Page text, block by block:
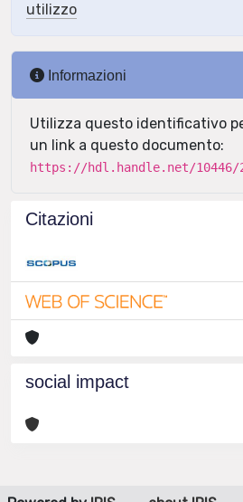
utilizzo
Informazioni
Utilizza questo identificativo
un link a questo documento:
https://hdl.handle.net/10446/
Citazioni
social impact